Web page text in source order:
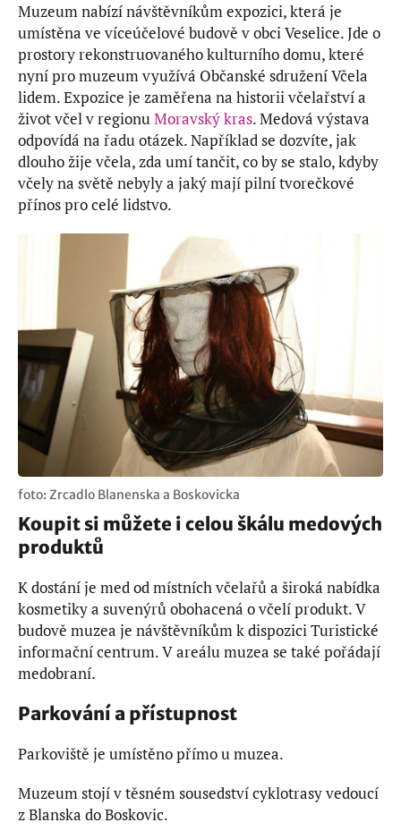
Muzeum nabízí návštěvníkům expozici, která je
umístěna ve víceúčelové budově v obci Veselice. Jde o
prostory rekonstruovaného kulturního domu, které
nyní pro muzeum využívá Občanské sdružení Včela
lidem. Expozice je zaměřena na historii včelařství a
život včel v regionuMoravský kras. Medová výstava
odpovídá na řadu otázek. Například se dozvíte, jak
dlouho žije včela, zda umí tančit, co by se stalo, kdyby
včely na světě nebyly a jaký mají pilní tvorečkové
přínos pro celé lidstvo.
foto: Zrcadlo Blanenska a Boskovicka
Koupit si můžete i celou škálu medových
produktů
K dostání je med od místních včelařů a široká nabídka
kosmetiky a suvenýrů obohacená o včelí produkt. V
budově muzea je návštěvníkům k dispozici Turistické
informační centrum. V areálu muzea se také pořádají
medobraní.
Parkování a přístupnost
Parkoviště je umístěno přímo u muzea.
Muzeum stojí v těsném sousedství cyklotrasy vedoucí
z Blanska do Boskovic.